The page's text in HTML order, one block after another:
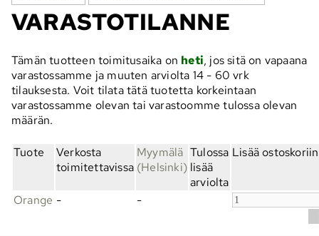
VARASTOTILANNE
Tämän tuotteen toimitusaika on heti, jos sitä on vapaana
varastossamme ja muuten arviolta 14 - 60 vrk
tilauksesta. Voit tilata tätä tuotetta korkeintaan
varastossamme olevan tai varastoomme tulossa olevan
määrän.
Tuote
Verkosta
toimitettavissa
Myymälä
(Helsinki)
Tulossa
lisää
arviolta
Lisää ostoskoriin
Orange - -